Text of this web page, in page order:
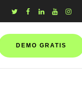
DEMO GRATIS